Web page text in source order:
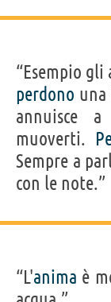
“Esempio gli
perdono una
annuisce
muoverti.
Sempre a
con le note.”
“L'anima è